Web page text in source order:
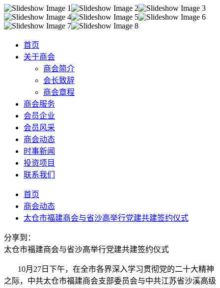
首页
关于商会
商会简介
会长致辞
商会章程
商会服务
会员企业
会员风采
商会动态
时事新闻
投资项目
联系我们
首页
商会动态
太仓市福建商会与省沙高举行党建共建签约仪式
分享到：
太仓市福建商会与省沙高举行党建共建签约仪式
10月27日下午，在全市各界深入学习贯彻党的二十大精神
之际，中共太仓市福建商会支部委员会与中共江苏省沙溪高级